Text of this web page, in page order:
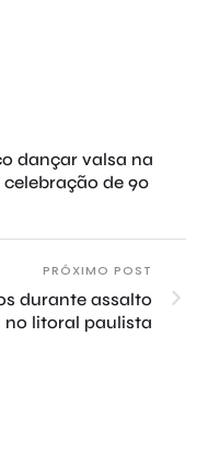
dançar valsa na
de 90
PRÓXIMO POST
durante assalto
no litoral paulista